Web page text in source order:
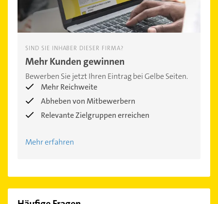
SIND SIE INHABER DIESER FIRMA?
Mehr Kunden gewinnen
Bewerben Sie jetzt Ihren Eintrag bei Gelbe Seiten.
Mehr Reichweite
Abheben von Mitbewerbern
Relevante Zielgruppen erreichen
Mehr erfahren